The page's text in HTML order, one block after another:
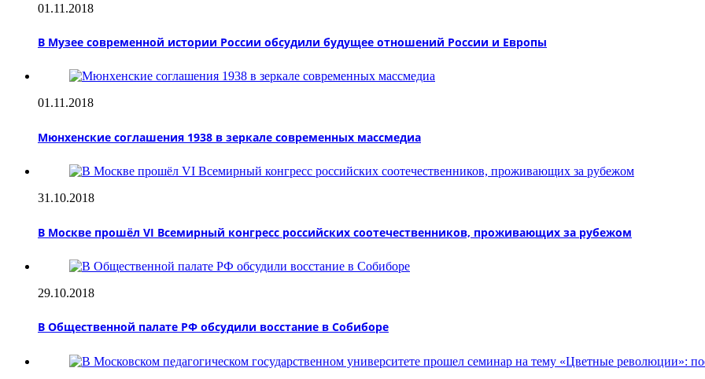
01.11.2018
В Музее современной истории России обсудили будущее отношений России и Европы
01.11.2018
Мюнхенские соглашения 1938 в зеркале современных массмедиа
31.10.2018
В Москве прошёл VI Всемирный конгресс российских соотечественников, проживающих за рубежом
29.10.2018
В Общественной палате РФ обсудили восстание в Собиборе